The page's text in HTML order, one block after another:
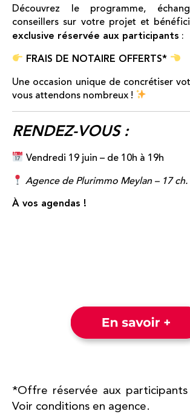
Découvrez le programme,
conseillers sur votre projet et
exclusive réservée aux participants :
FRAIS DE NOTAIRE OFFERTS*
Une occasion unique de concrétiser
vous attendons nombreux !
RENDEZ-VOUS :
Vendredi 19 juin – de 10h à 19h
Agence de Plurimmo Meylan – 17
À vos agendas !
*Offre réservée aux
Voir conditions en agence.